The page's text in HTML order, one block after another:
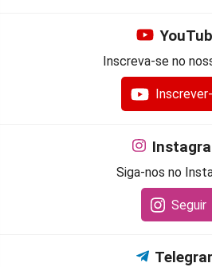
Inscreva-se no
Siga-nos no
Seguir